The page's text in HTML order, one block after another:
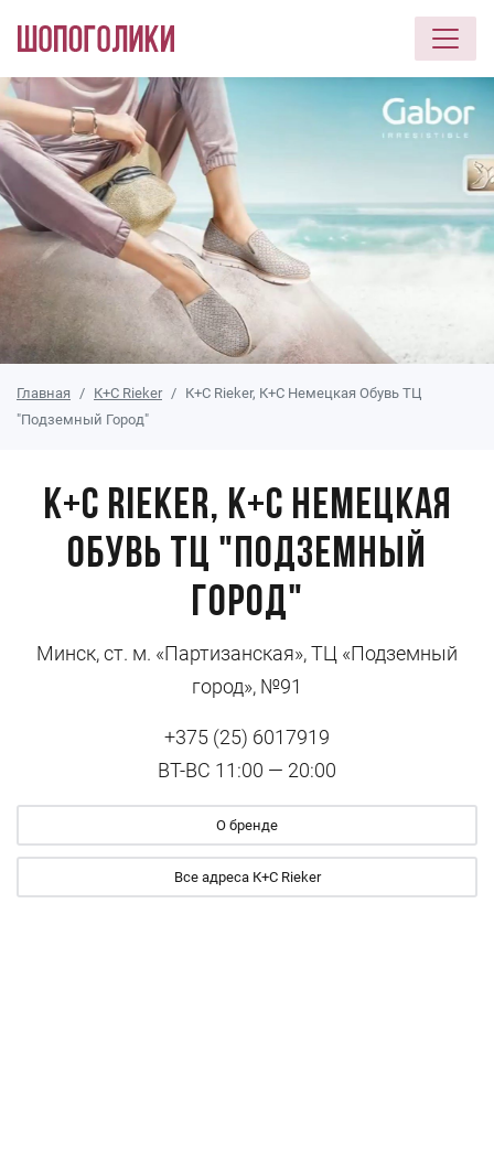
Перейти к основному содержанию
Главная К+С Rieker
К+С Rieker, К+С Немецкая Обувь ТЦ
"Подземный Город"
К+С Rieker, К+С Немецкая
Обувь ТЦ "Подземный
Город"
Минск, ст. м. «Партизанская», ТЦ «Подземный
город», №91
+375 (25) 6017919
ВТ-ВС 11:00 — 20:00
О бренде
Все адреса К+С Rieker